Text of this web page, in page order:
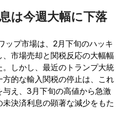
は今週大幅に下落
ップ市場は、2月下旬のハッキ
市場売却と関税反応の大幅幅
。
しかし、最近のトランプ大統
的な輸入関税の停止は、これ
え、3月下旬の高値から急激
決済利息の顕著な減少をもた